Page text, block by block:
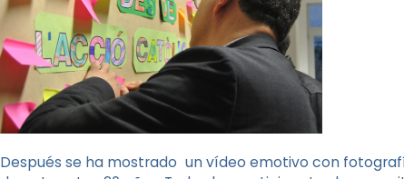
Después se ha mostrado un vídeo emotivo con